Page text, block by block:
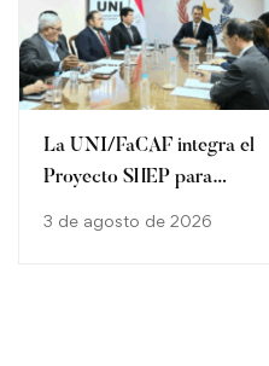
La UNI/FaCAF integra el
Proyecto SHEP para
3 de agosto de 2026